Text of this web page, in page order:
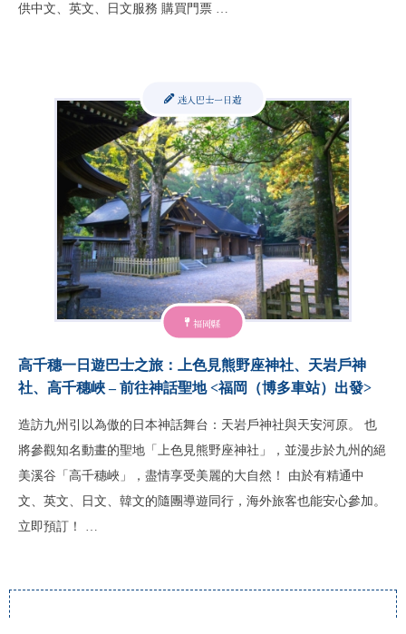
供中文、英文、日文服務 購買門票 …
福岡縣
迷人巴士一日遊
高千穗一日遊巴士之旅：上色見熊野座神社、天岩戶神
社、高千穗峽 – 前往神話聖地 <福岡（博多車站）出發>
造訪九州引以為傲的日本神話舞台：天岩戶神社與天安河原。 也
將參觀知名動畫的聖地「上色見熊野座神社」，並漫步於九州的絕
美溪谷「高千穗峽」，盡情享受美麗的大自然！ 由於有精通中
文、英文、日文、韓文的隨團導遊同行，海外旅客也能安心參加。
立即預訂！ …